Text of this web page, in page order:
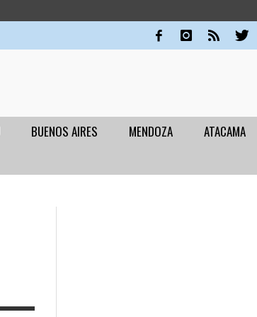
BUENOS AIRES MENDOZA ATACAMA